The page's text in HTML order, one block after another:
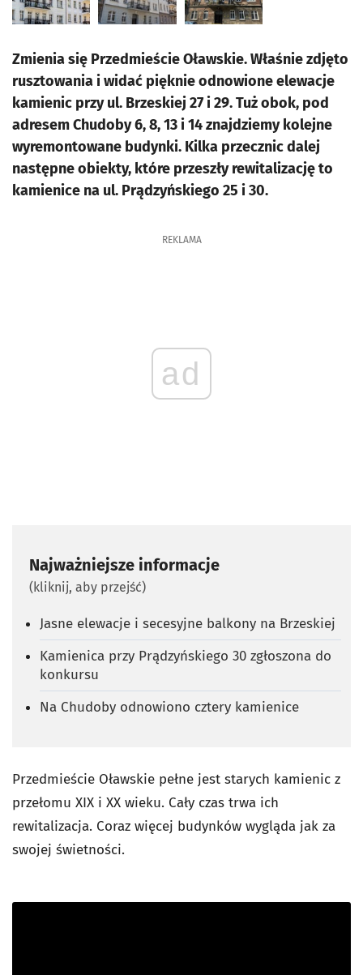
Zmienia się Przedmieście Oławskie. Właśnie zdjęto
rusztowania i widać pięknie odnowione elewacje
kamienic przy ul. Brzeskiej 27 i 29. Tuż obok, pod
adresem Chudoby 6, 8, 13 i 14 znajdziemy kolejne
wyremontowane budynki. Kilka przecznic dalej
następne obiekty, które przeszły rewitalizację to
kamienice na ul. Prądzyńskiego 25 i 30.
REKLAMA
ad
Najważniejsze informacje
(kliknij, aby przejść)
Jasne elewacje i secesyjne balkony na Brzeskiej
Kamienica przy Prądzyńskiego 30 zgłoszona do
konkursu
Na Chudoby odnowiono cztery kamienice
Przedmieście Oławskie pełne jest starych kamienic z
przełomu XIX i XX wieku. Cały czas trwa ich
rewitalizacja. Coraz więcej budynków wygląda jak za
swojej świetności.